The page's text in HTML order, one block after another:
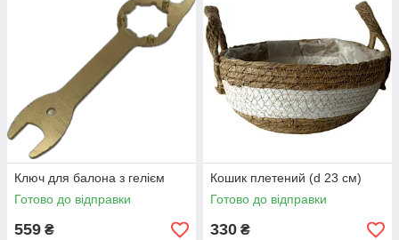
Ключ для балона з гелієм
Готово до відправки
559 ₴
Кошик плетений (d 23 см)
Готово до відправки
330 ₴